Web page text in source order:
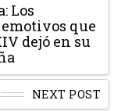
Los
que
dejó en su
NEXT POST